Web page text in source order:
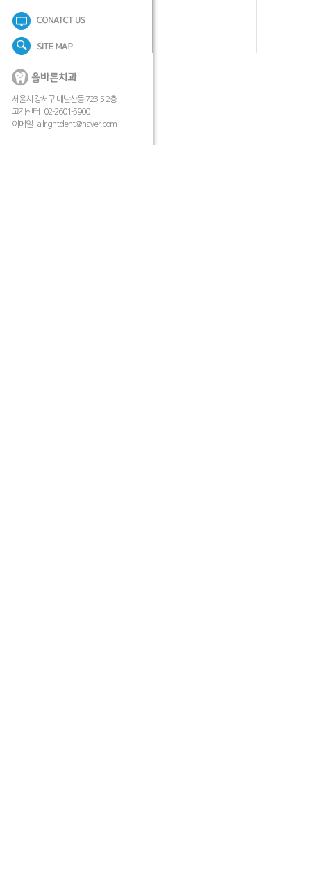
서울시 강서구 내발산동 723-5 2층
고객센터 : 02-2601-5900
이메일 : allrightdent@naver.com